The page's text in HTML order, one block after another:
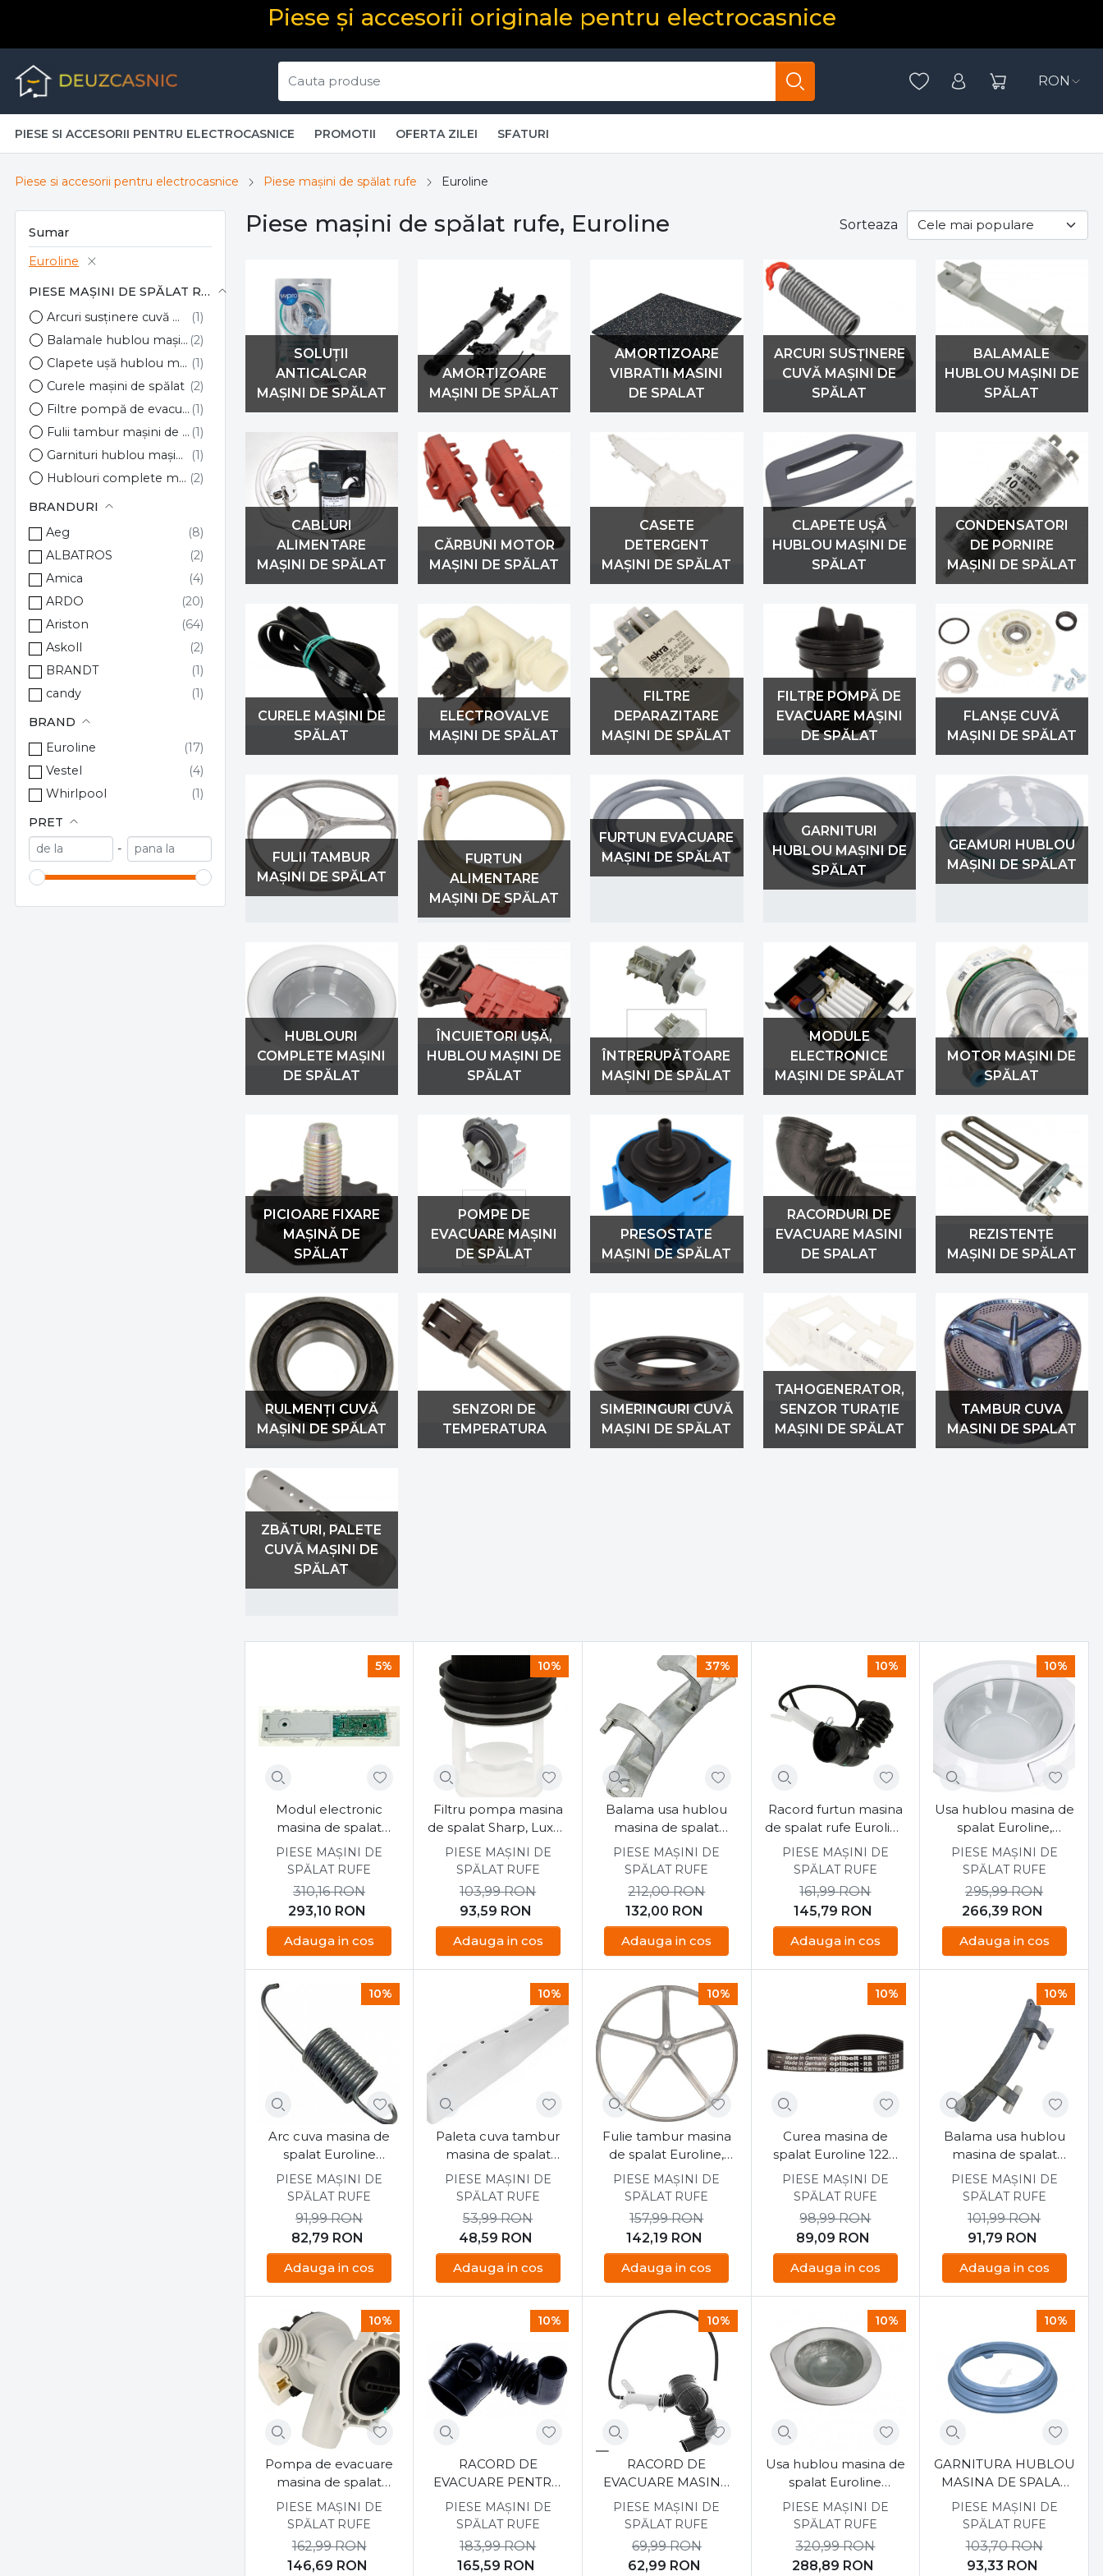
Piese și accesorii originale pentru electrocasnice
RON
PIESE SI ACCESORII PENTRU ELECTROCASNICE PROMOTII OFERTA ZILEI SFATURI
Piese si accesorii pentru electrocasnice Piese mașini de spălat rufe Euroline
Sumar
Euroline
PIESE MAȘINI DE SPĂLAT RUFE
Arcuri susținere cuvă mașini de spălat
Balamale hublou mașini de spălat
Clapete ușă hublou mașini de spălat
Curele mașini de spălat
Filtre pompă de evacuare mașini de spălat
Fulii tambur mașini de spălat
Garnituri hublou mașini de spălat
Hublouri complete mașini de spălat
BRANDURI
Aeg
ALBATROS
Amica
ARDO
Ariston
Askoll
BRANDT
candy
COM
Daewoo
DUCATI
Euroline
Finlux
Grundig
haier
BRAND
Euroline
Vestel
Whirlpool
PRET
-
Piese mașini de spălat rufe, Euroline Sorteaza
SOLUȚII
ANTICALCAR
MAȘINI DE SPĂLAT
AMORTIZOARE
MAȘINI DE SPĂLAT
AMORTIZOARE
VIBRATII MASINI
DE SPALAT
ARCURI SUSȚINERE
CUVĂ MAȘINI DE
SPĂLAT
BALAMALE
HUBLOU MAȘINI DE
SPĂLAT
CABLURI
ALIMENTARE
MAȘINI DE SPĂLAT
CĂRBUNI MOTOR
MAȘINI DE SPĂLAT
CASETE
DETERGENT
MAȘINI DE SPĂLAT
CLAPETE UȘĂ
HUBLOU MAȘINI DE
SPĂLAT
CONDENSATORI
DE PORNIRE
MAȘINI DE SPĂLAT
CURELE MAȘINI DE
SPĂLAT
ELECTROVALVE
MAȘINI DE SPĂLAT
FILTRE
DEPARAZITARE
MAȘINI DE SPĂLAT
FILTRE POMPĂ DE
EVACUARE MAȘINI
DE SPĂLAT
FLANȘE CUVĂ
MAȘINI DE SPĂLAT
FULII TAMBUR
MAȘINI DE SPĂLAT
FURTUN
ALIMENTARE
MAȘINI DE SPĂLAT
FURTUN EVACUARE
MAȘINI DE SPĂLAT
GARNITURI
HUBLOU MAȘINI DE
SPĂLAT
GEAMURI HUBLOU
MAȘINI DE SPĂLAT
HUBLOURI
COMPLETE MAȘINI
DE SPĂLAT
ÎNCUIETORI UȘĂ,
HUBLOU MAȘINI DE
SPĂLAT
ÎNTRERUPĂTOARE
MAȘINI DE SPĂLAT
MODULE
ELECTRONICE
MAȘINI DE SPĂLAT
MOTOR MAȘINI DE
SPĂLAT
PICIOARE FIXARE
MAȘINĂ DE
SPĂLAT
POMPE DE
EVACUARE MAȘINI
DE SPĂLAT
PRESOSTATE
MAȘINI DE SPĂLAT
RACORDURI DE
EVACUARE MASINI
DE SPALAT
REZISTENȚE
MAȘINI DE SPĂLAT
RULMENȚI CUVĂ
MAȘINI DE SPĂLAT
SENZORI DE
TEMPERATURA
SIMERINGURI CUVĂ
MAȘINI DE SPĂLAT
TAHOGENERATOR,
SENZOR TURAȚIE
MAȘINI DE SPĂLAT
TAMBUR CUVA
MASINI DE SPALAT
ZBĂTURI, PALETE
CUVĂ MAȘINI DE
SPĂLAT
5%
Modul electronic
masina de spalat
Euroline
PIESE MAȘINI DE
SPĂLAT RUFE
293,10 RON
310,16RON
Adauga in cos
10%
Filtru pompa masina
de spalat Sharp, Luxor,
Westline, Vestel, Finlux
PIESE MAȘINI DE
SPĂLAT RUFE
93,59 RON
103,99RON
Adauga in cos
37%
Balama usa hublou
masina de spalat
Euroline, Vestel,
Maxwell
PIESE MAȘINI DE
SPĂLAT RUFE
132,00 RON
212,00RON
Adauga in cos
10%
Racord furtun masina
de spalat rufe Euroline
42079698
PIESE MAȘINI DE
SPĂLAT RUFE
145,79 RON
161,99RON
Adauga in cos
10%
Usa hublou masina de
spalat Euroline,
Westline, Westwood
42029183
PIESE MAȘINI DE
SPĂLAT RUFE
266,39 RON
295,99RON
Adauga in cos
10%
Arc cuva masina de
spalat Euroline
37008404
PIESE MAȘINI DE
SPĂLAT RUFE
82,79 RON
91,99RON
Adauga in cos
10%
Paleta cuva tambur
masina de spalat
Euroline, Vestel
PIESE MAȘINI DE
SPĂLAT RUFE
48,59 RON
53,99RON
Adauga in cos
10%
Fulie tambur masina
de spalat Euroline,
Vestel 37017803
PIESE MAȘINI DE
SPĂLAT RUFE
142,19 RON
157,99RON
Adauga in cos
10%
Curea masina de
spalat Euroline 1228
H7 EL
PIESE MAȘINI DE
SPĂLAT RUFE
89,09 RON
98,99RON
Adauga in cos
10%
Balama usa hublou
masina de spalat
Euroline, Westline
37015665
PIESE MAȘINI DE
SPĂLAT RUFE
91,79 RON
101,99RON
Adauga in cos
10%
Pompa de evacuare
masina de spalat
Luxor, Euroline
PIESE MAȘINI DE
SPĂLAT RUFE
146,69 RON
162,99RON
10%
RACORD DE
EVACUARE PENTRU
MASINA DE SPALAT
EUROLINE 42004356
PIESE MAȘINI DE
SPĂLAT RUFE
165,59 RON
183,99RON
10%
RACORD DE
EVACUARE MASINA
DE SPALAT
EUROLINE 42079698
PIESE MAȘINI DE
SPĂLAT RUFE
62,99 RON
69,99RON
10%
Usa hublou masina de
spalat Euroline
42027955
PIESE MAȘINI DE
SPĂLAT RUFE
288,89 RON
320,99RON
10%
GARNITURA HUBLOU
MASINA DE SPALAT
EUROLINE, 42004246
PIESE MAȘINI DE
SPĂLAT RUFE
93,33 RON
103,70RON